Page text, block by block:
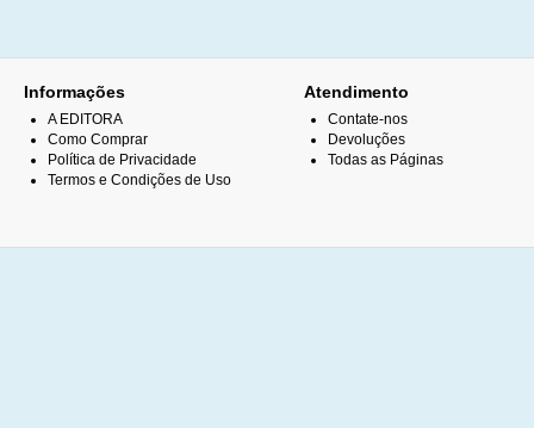
Informações
A EDITORA
Como Comprar
Política de Privacidade
Termos e Condições de Uso
Atendimento
Contate-nos
Devoluções
Todas as Páginas